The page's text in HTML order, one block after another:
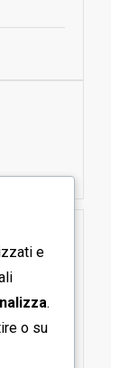
e
.
o su